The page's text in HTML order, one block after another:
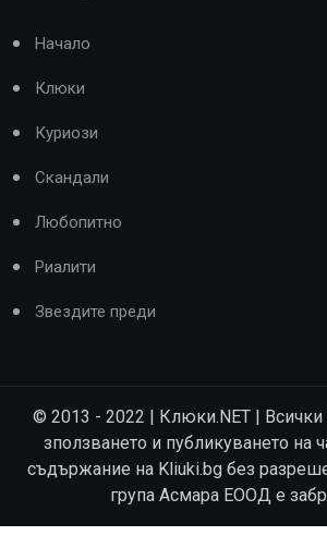
Начало
Клюки
Куриози
Скандали
Любопитно
Риалити
Звездите преди
© 2013 - 2022 | Клюки.NET | Всички
зползването и публикуването на
съдържание на Kliuki.bg без
група Асмара ЕООД е